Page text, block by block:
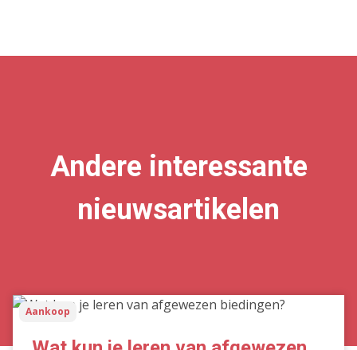
Andere interessante
nieuwsartikelen
Wat
je
Aankoop